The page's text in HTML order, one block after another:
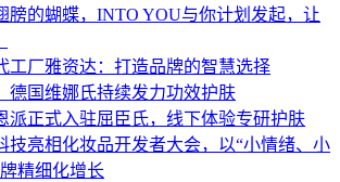
膀的蝴蝶，INTO YOU与你计划发起，让
工厂雅资达：打造品牌的智慧选择
德国维娜氏持续发力功效护肤
派正式入驻屈臣氏，线下体验专研护肤
技亮相化妆品开发者大会，以“小情绪、小
精细化增长